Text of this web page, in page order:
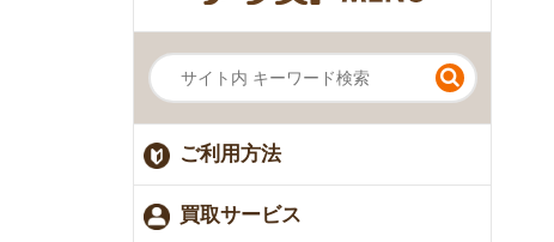
ご利用方法
買取サービス